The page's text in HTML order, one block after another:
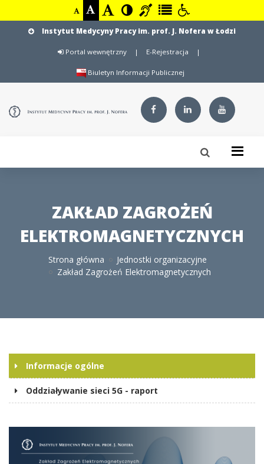
Instytut Medycyny Pracy im. prof. J. Nofera w Łodzi
Portal wewnętrzny | E-Rejestracja |
Biuletyn Informacji Publicznej
ZAKŁAD ZAGROŻEŃ
ELEKTROMAGNETYCZNYCH
Strona główna
Jednostki organizacyjne
Zakład Zagrożeń Elektromagnetycznych
Informacje ogólne
Oddziaływanie sieci 5G - raport